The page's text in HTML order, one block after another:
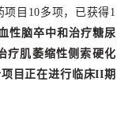
目10多项，已获得1
性脑卒中和治疗糖尿
疗肌萎缩性侧索硬化
目正在进行临床II期